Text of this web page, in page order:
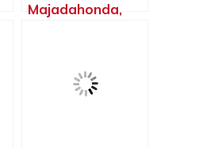
Majadahonda,